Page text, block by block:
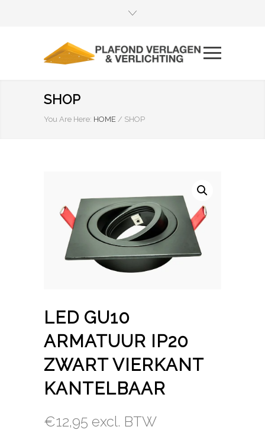
SHOP
You Are Here: HOME / SHOP
LED GU10
ARMATUUR IP20
ZWART VIERKANT
KANTELBAAR
€12,95 excl. BTW